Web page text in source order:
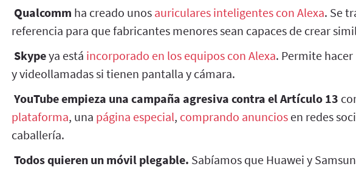
Qualcomm ha creado unos auriculares inteligentes con Alexa. Se
referencia para que fabricantes menores sean capaces de crear
Skypeya está incorporado en los equipos con Alexa. Permite
y videollamadas si tienen pantalla y cámara.
YouTube empieza una campaña agresiva contra el Artículo 13
plataforma, una página especial, comprando anuncios en redes
caballería.
Todos quieren un móvil plegable. Sabíamos que Huawei y